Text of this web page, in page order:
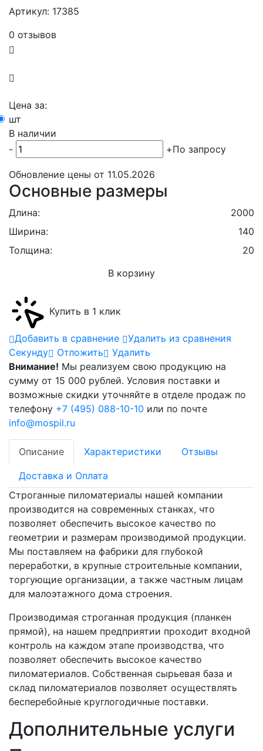
Артикул: 17385
0 отзывов
Цена за:
шт
В наличии
-
+По запросу
Обновление цены от 11.05.2026
Основные размеры
Длина:
2000
Ширина:
140
Толщина:
20
В корзину
Купить в 1 клик
Добавить в сравнение
Удалить из сравнения
Cекунду
Отложить
Удалить
Внимание! Мы реализуем свою продукцию на
сумму от 15 000 рублей. Условия поставки и
возможные скидки уточняйте в отделе продаж по
телефону +7 (495) 088-10-10 или по почте
info@mospil.ru
Описание Характеристики Отзывы
Доставка и Оплата
Строганные пиломатериалы нашей компании
производится на современных станках, что
позволяет обеспечить высокое качество по
геометрии и размерам производимой продукции.
Мы поставляем на фабрики для глубокой
переработки, в крупные строительные компании,
торгующие организации, а также частным лицам
для малоэтажного дома строения.
Производимая строганная продукция (планкен
прямой), на нашем предприятии проходит входной
контроль на каждом этапе производства, что
позволяет обеспечить высокое качество
пиломатериалов. Собственная сырьевая база и
склад пиломатериалов позволяет осуществлять
бесперебойные круглогодичные поставки.
Дополнительные услуги